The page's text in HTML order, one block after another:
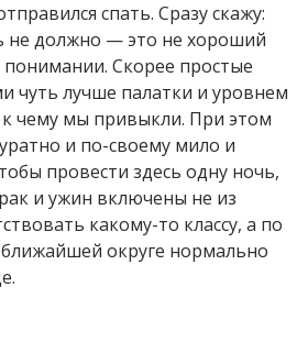
спать. Сразу скажу:
не должно — это не хороший
Скорее простые
чуть лучше палатки и уровнем
чему мы привыкли. При этом
и по-своему мило и
провести здесь одну ночь,
и ужин включены не из
какому-то классу, а по
округе нормально